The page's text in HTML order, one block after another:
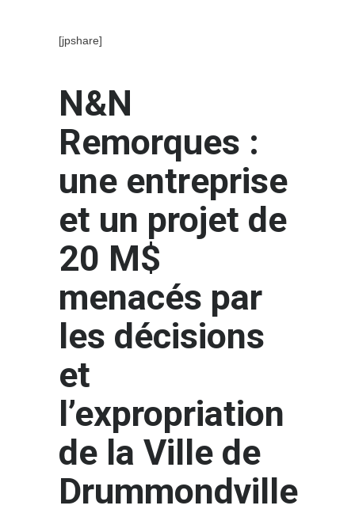
[jpshare]
N&N
Remorques :
une entreprise
et un projet de
20 M$
menacés par
les décisions
et
l’expropriation
de la Ville de
Drummondville